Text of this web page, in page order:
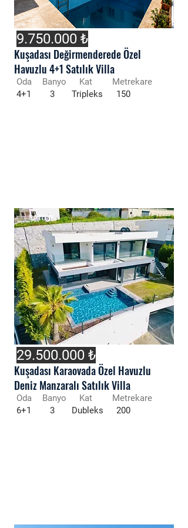
9.750.000₺
Kuşadası Değirmenderede Özel
Havuzlu 4+1 Satılık Villa
Oda
4+1
Banyo
3
Kat
Tripleks
Metrekare
150
SATILIK
29.500.000₺
Kuşadası Karaovada Özel Havuzlu
Deniz Manzaralı Satılık Villa
Oda
6+1
Banyo
3
Kat
Dubleks
Metrekare
200